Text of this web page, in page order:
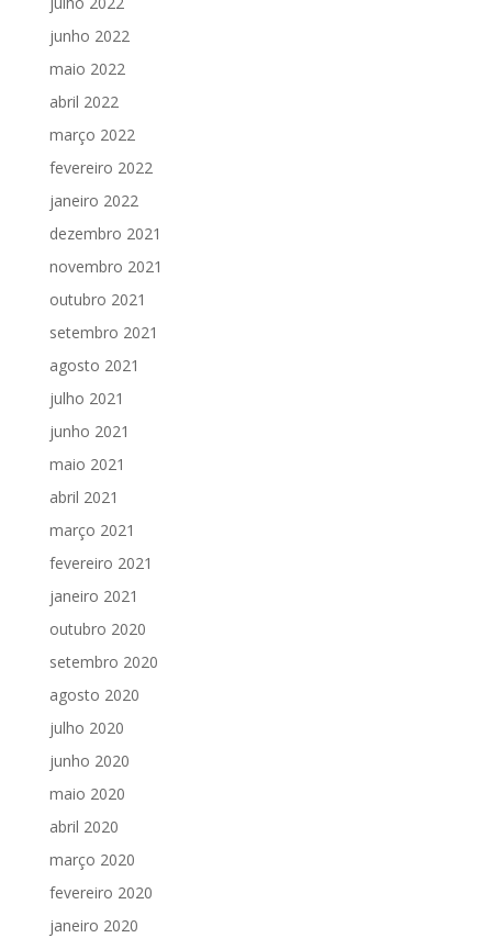
junho 2022
maio 2022
abril 2022
março 2022
fevereiro 2022
janeiro 2022
dezembro 2021
novembro 2021
outubro 2021
setembro 2021
agosto 2021
julho 2021
junho 2021
maio 2021
abril 2021
março 2021
fevereiro 2021
janeiro 2021
outubro 2020
setembro 2020
agosto 2020
julho 2020
junho 2020
maio 2020
abril 2020
março 2020
fevereiro 2020
janeiro 2020